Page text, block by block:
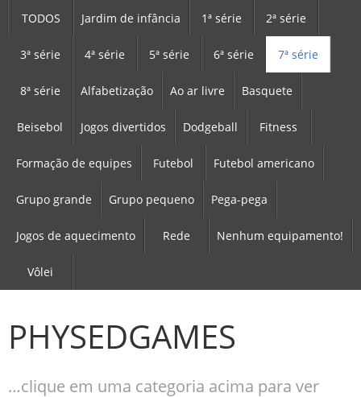
TODOS Jardim de infância 1ª série 2ª série
3ª série 4ª série 5ª série 6ª série 7ª série
8ª série Alfabetização Ao ar livre Basquete
Beisebol Jogos divertidos Dodgeball Fitness
Formação de equipes Futebol Futebol americano
Grupo grande Grupo pequeno Pega-pega
Jogos de aquecimento Rede Nenhum equipamento!
Vôlei
PHYSEDGAMES
…clique em uma categoria acima para ver